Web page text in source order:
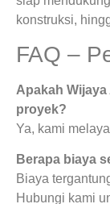
konstruksi,
FAQ –
Apakah
proyek?
Ya, kami
Berapa biaya
Biaya
Hubungi kami